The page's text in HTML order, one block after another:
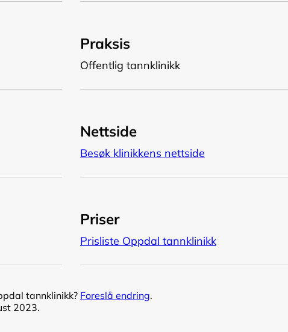
Praksis
Offentlig tannklinikk
Nettside
Besøk klinikkens nettside
Priser
Prisliste Oppdal tannklinikk
tannklinikk? Foreslå endring.
2023.